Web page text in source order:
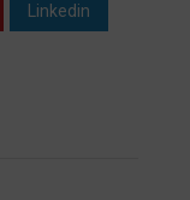
Linkedin